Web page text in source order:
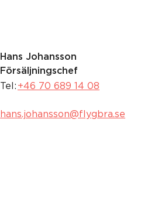
Hans Johansson
Försäljningschef
Tel: +46 70 689 14 08
hans.johansson@flygbra.se